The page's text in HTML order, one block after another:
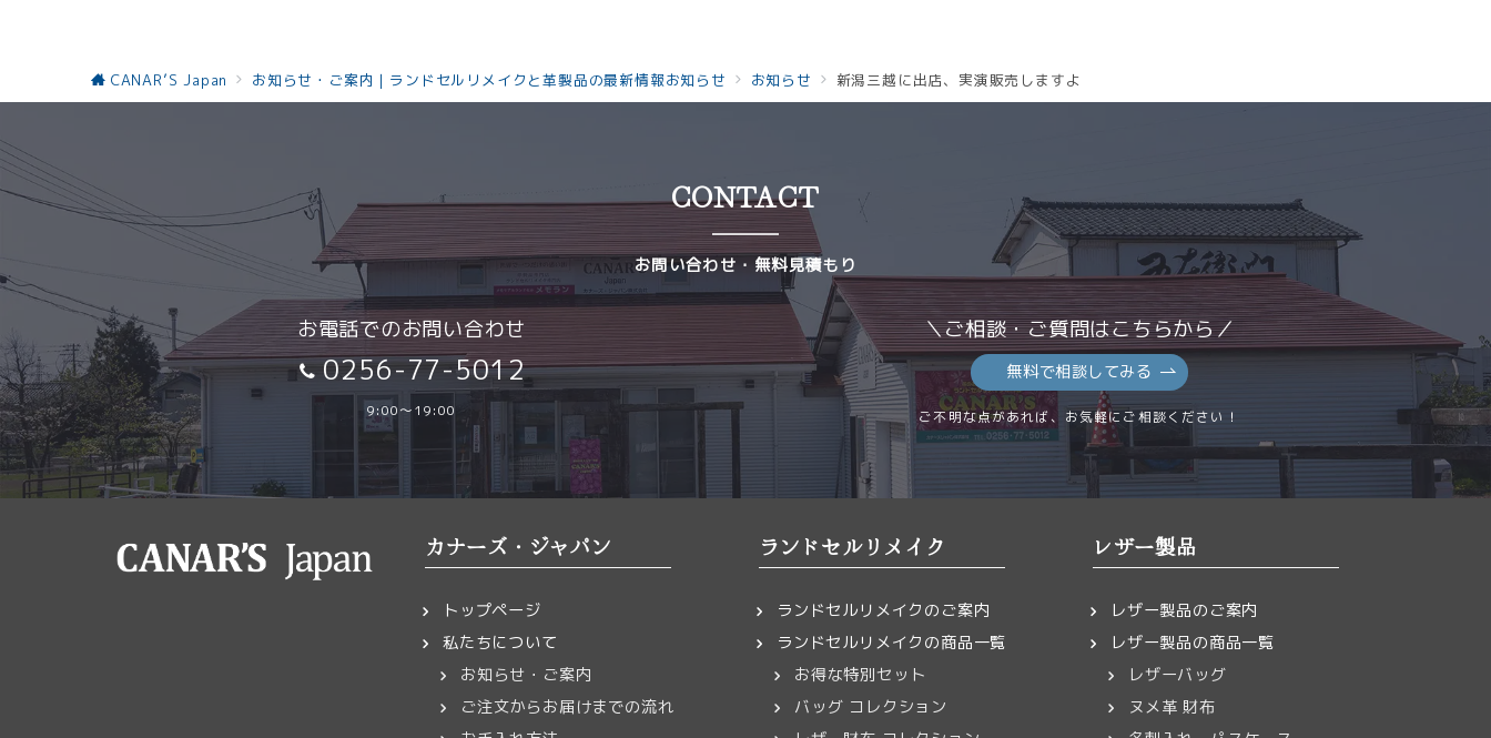
CANAR’S Japan お知らせ・ご案内｜ランドセルリメイクと革製品の最新情報お知らせ お知らせ 新潟三越に出店、実演販売しますよ
CONTACT
お問い合わせ・無料見積もり
お電話でのお問い合わせ
0256-77-5012
9:00～19:00
＼ご相談・ご質問はこちらから／
無料で相談してみる
ご不明な点があれば、お気軽にご相談ください！
カナーズ・ジャパン
トップページ
私たちについて
お知らせ・ご案内
ご注文からお届けまでの流れ
ランドセルリメイク
ランドセルリメイクのご案内
ランドセルリメイクの商品一覧
お得な特別セット
バッグ コレクション
レザー製品
レザー製品のご案内
レザー製品の商品一覧
レザーバッグ
ヌメ革 財布